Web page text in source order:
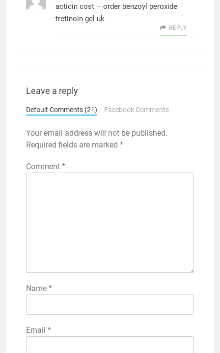
acticin cost – order benzoyl peroxide
tretinoin gel uk
REPLY
Leave a reply
Default Comments (21) Facebook Comments
Your email address will not be published.
Required fields are marked *
Comment *
Name *
Email *